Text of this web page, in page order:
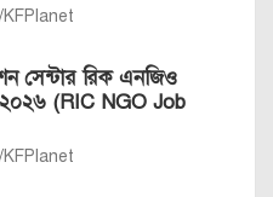
KFPlanet
সেন্টার রিক এনজিও
২০২৬ (RIC NGO Job
KFPlanet